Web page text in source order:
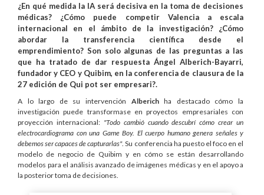
¿En qué medida la IA será decisiva en la toma de decisiones
médicas? ¿Cómo puede competir Valencia a escala
internacional en el ámbito de la investigación? ¿Cómo
abordar la transferencia científica desde el
emprendimiento? Son solo algunas de las preguntas a las
que ha tratado de dar respuesta Ángel Alberich-Bayarri,
fundador y CEO y Quibim, en la conferencia de clausura de la
27 edición de Qui pot ser empresari?.
A lo largo de su intervención Alberichha destacado cómo la
investigación puede transformase en proyectos empresariales con
proyección internacional: "Todo cambió cuando descubrí cómo crear un
electrocardiograma con una Game Boy. El cuerpo humano genera señales y
debemos ser capaces de capturarlas". Su conferencia ha puesto el foco en el
modelo de negocio de Quibim y en cómo se están desarrollando
modelos para el análisis avanzado de imágenes médicas y en el apoyo a
la posterior toma de decisiones.